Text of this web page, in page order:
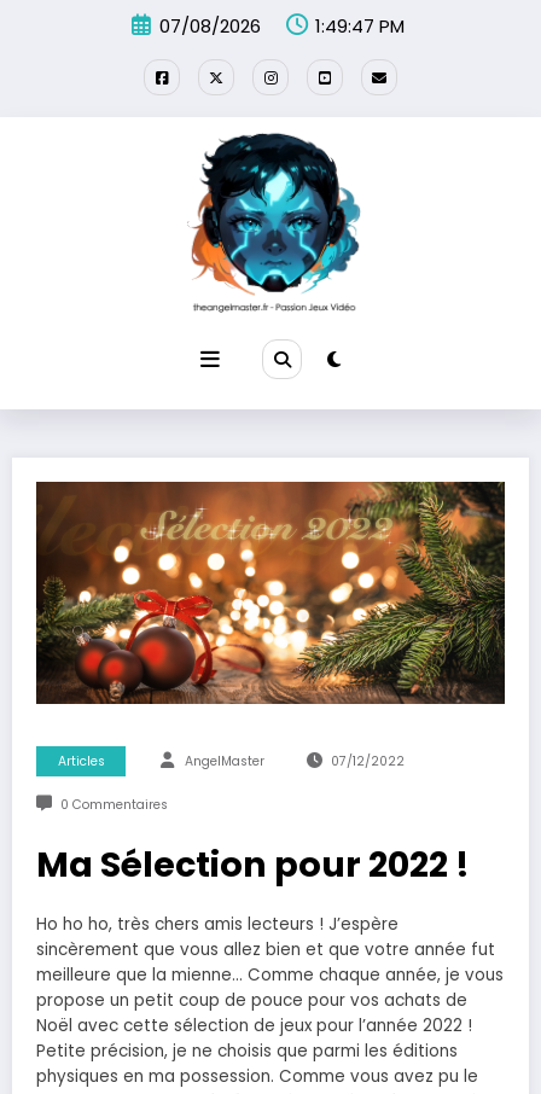
07/08/2026 1:49:48 PM
Articles AngelMaster 07/12/2022
0 Commentaires
Ma Sélection pour 2022 !
Ho ho ho, très chers amis lecteurs ! J’espère
sincèrement que vous allez bien et que votre année fut
meilleure que la mienne… Comme chaque année, je vous
propose un petit coup de pouce pour vos achats de
Noël avec cette sélection de jeux pour l’année 2022 !
Petite précision, je ne choisis que parmi les éditions
physiques en ma possession. Comme vous avez pu le